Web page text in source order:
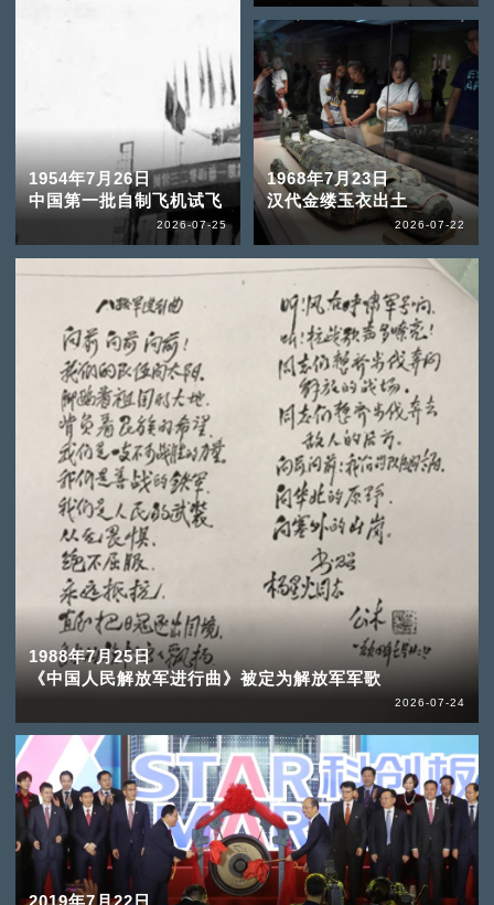
1954年7月26日
中国第一批自制飞机试飞
2026-07-25
1988年7月25日
《中国人民解放军进行曲》被定为解放军军歌
2026-07-24
1968年7月23日
汉代金缕玉衣出土
2026-07-22
2019年7月22日